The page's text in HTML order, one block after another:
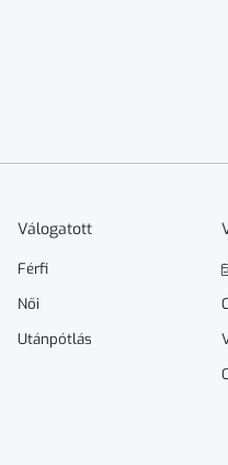
Válogatott
Férfi
Női
Utánpótlás